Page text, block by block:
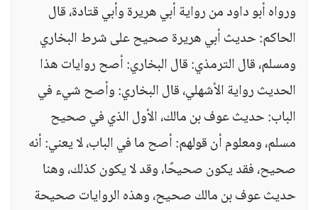
ورواه أبو داود من رواية أبي هريرة وأبي قتادة، قال
الحاكم: حديث أبي هريرة صحيح على شرط البخاري
ومسلم، قال الترمذي: قال البخاري: أصح روايات هذا
الحديث رواية الأشهلي، قال البخاري: وأصح شيء في
الباب: حديث عوف بن مالك، الأول الذي في صحيح
مسلم، ومعلوم أن قولهم: أصح ما في الباب، لا يعني: أنه
صحيح، فقد يكون صحيحًا، وقد لا يكون كذلك، وهنا
حديث عوف بن مالك صحيح، وهذه الروايات صحيحة